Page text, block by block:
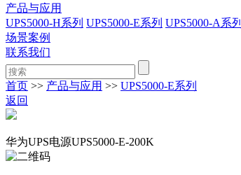
产品与应用
UPS5000-H系列 UPS5000-E系列 UPS5000-A系列
场景案例
联系我们
首页 >> 产品与应用 >> UPS5000-E系列
返回
华为UPS电源UPS5000-E-200K